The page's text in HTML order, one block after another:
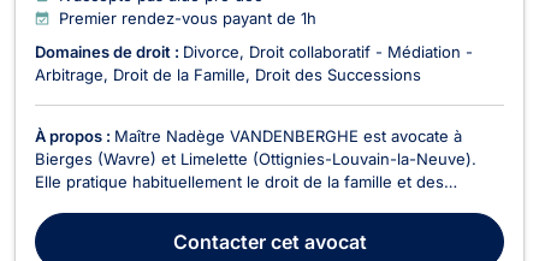
Premier rendez-vous payant de 1h
Domaines de droit : Divorce
Droit collaboratif - Médiation -
Arbitrage
Droit de la Famille Droit des Successions
À propos : Maître Nadège VANDENBERGHE est avocate à
Bierges (Wavre) et Limelette (Ottignies-Louvain-la-Neuve).
Elle pratique habituellement le droit de la famille et des
commercial. Maître Nadège VANDENBERGHE est compétente
en droit du divorce (amiable ou contentieux) d...
Contactercet avocat